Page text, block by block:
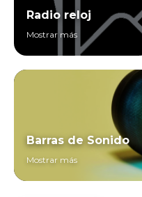
Radio reloj
Mostrar más
Barras de Sonido
Mostrar más